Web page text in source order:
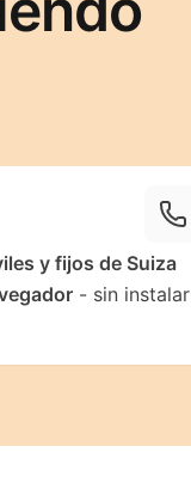
y fijos de Suiza
- sin instalar